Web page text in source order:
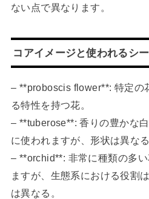
ない点で異なります。
コアイメージと使われるシ
– **proboscis flower**: 特定の
る特性を持つ花。
– **tuberose**: 香りの豊かな
に使われますが、形状は異なる
– **orchid**: 非常に種類の多
ますが、生態系における役割
は異なる。